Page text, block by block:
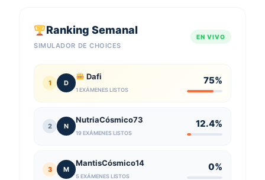
Ranking Semanal
SIMULADOR DE CHOICES
EN VIVO
1 D
Dafi
1 EXÁMENES LISTOS
75%
2 N
NutriaCósmico73
19 EXÁMENES LISTOS
12.4%
3 M
MantisCósmico14
5 EXÁMENES LISTOS
0%